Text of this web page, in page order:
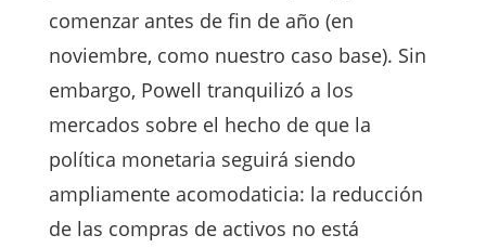
comenzar antes de fin de año (en
noviembre, como nuestro caso base). Sin
embargo, Powell tranquilizó a los
mercados sobre el hecho de que la
política monetaria seguirá siendo
ampliamente acomodaticia: la reducción
de las compras de activos no está